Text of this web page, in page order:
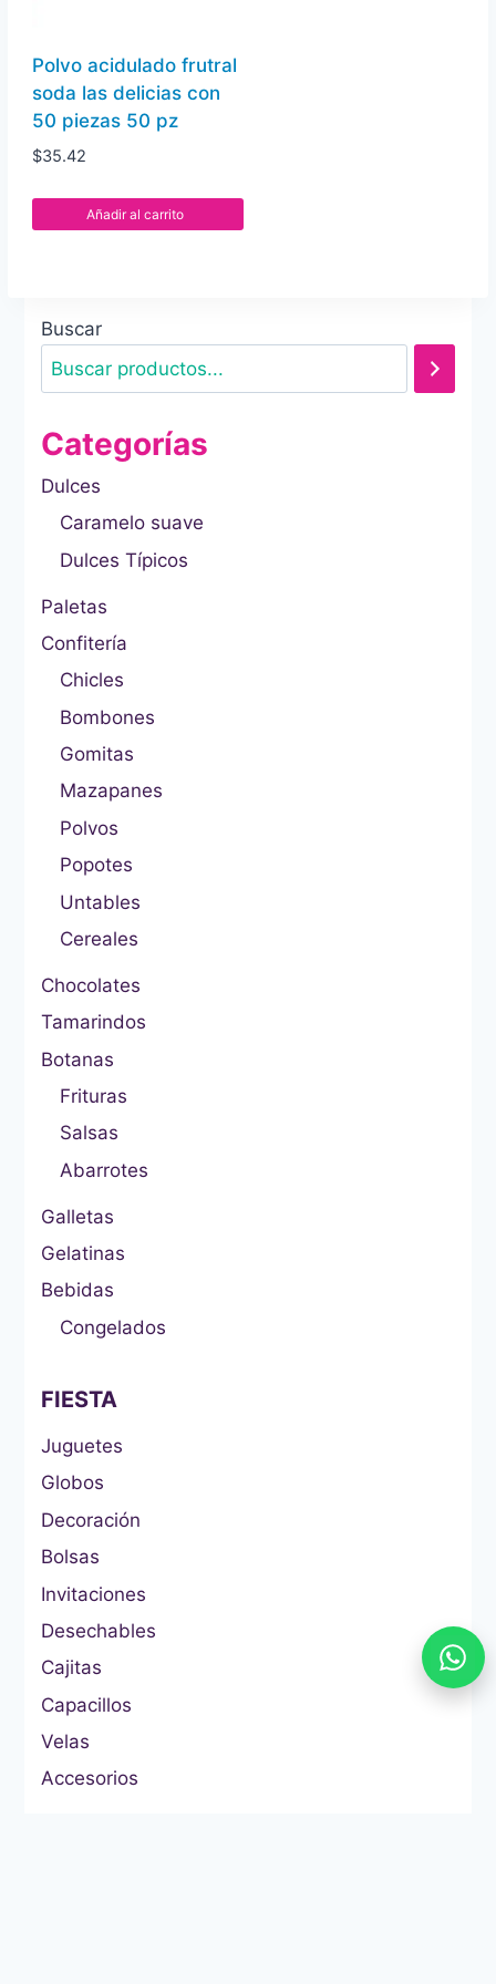
Polvo acidulado frutral
soda las delicias con
50 piezas 50 pz
$35.42
Añadir al carrito
Buscar
Categorías
Dulces
Caramelo suave
Dulces Típicos
Paletas
Confitería
Chicles
Bombones
Gomitas
Mazapanes
Polvos
Popotes
Untables
Cereales
Chocolates
Tamarindos
Botanas
Frituras
Salsas
Abarrotes
Galletas
Gelatinas
Bebidas
Congelados
FIESTA
Juguetes
Globos
Decoración
Bolsas
Invitaciones
Desechables
Cajitas
Capacillos
Velas
Accesorios